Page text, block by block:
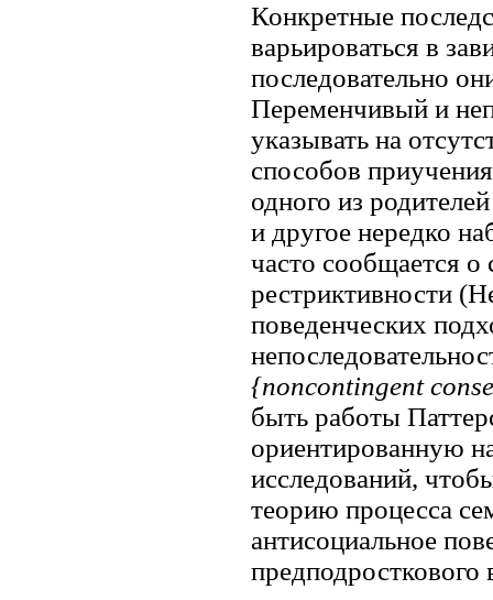
Конкретные
варьироваться в
последовательно
Переменчивый и
указывать на
способов
одного из
и другое нередко
часто сообщается о
рестриктивности
поведенческих
{noncontingent
быть работы
ориентированную
исследований,
теорию процесса
антисоциальное
предподросткового